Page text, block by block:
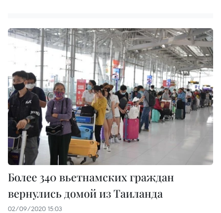
Более 340 вьетнамских граждан
вернулись домой из Таиланда
02/09/2020 15:03